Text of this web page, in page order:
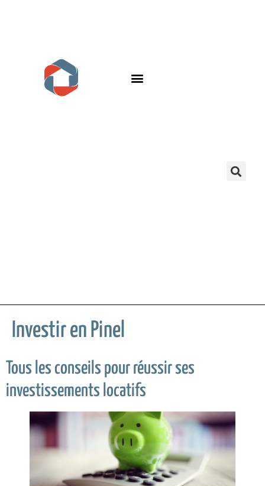
Investir en Pinel
Tous les conseils pour réussir ses
investissements locatifs